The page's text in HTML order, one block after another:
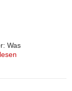
Was